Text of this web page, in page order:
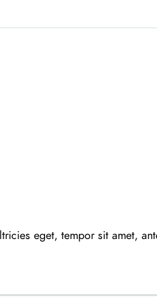
eget, tempor sit amet,